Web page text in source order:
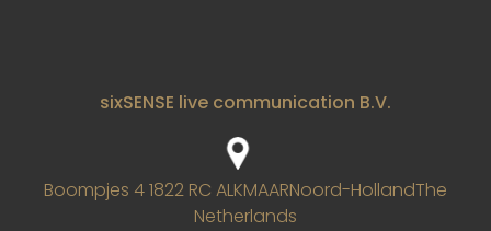
sixSENSE live communication B.V.
Boompjes 41822 RC ALKMAARNoord-HollandThe
Netherlands